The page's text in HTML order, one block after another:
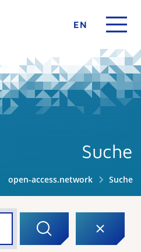
EN
Suche
open-access.network Suche